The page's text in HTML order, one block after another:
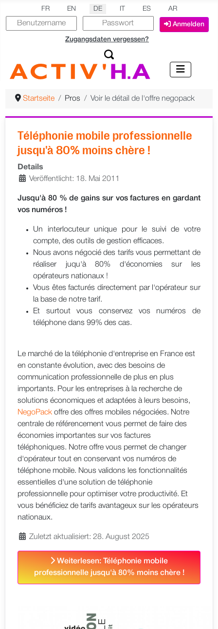
Sprache auswählen
FR EN DE ES AR
Anmelden
Zugangsdaten vergessen?
Startseite Pros Voir le détail de l'offre negopack
Téléphonie mobile professionnelle
jusqu'à 80% moins chère !
Details
Veröffentlicht: 18. Mai 2011
Jusqu'à 80 % de gains sur vos factures en gardant
vos numéros !
Un interlocuteur unique pour le suivi de votre
compte, des outils de gestion efficaces.
Nous avons négocié des tarifs vous permettant de
réaliser juqu'à 80% d'économies sur les
opérateurs nationaux !
Vous êtes facturés directement par l'opérateur sur
la base de notre tarif.
Et surtout vous conservez vos numéros de
téléphone dans 99% des cas.
Le marché de la téléphonie d'entreprise en France est
en constante évolution, avec des besoins de
communication professionnelle de plus en plus
importants. Pour les entreprises à la recherche de
solutions économiques et adaptées à leurs besoins,
NegoPack offre des offres mobiles négociées. Notre
centrale de référencement vous permet de faire des
économies importantes sur vos factures
téléphoniques. Notre offre vous permet de changer
d'opérateur tout en conservant vos numéros de
téléphone mobile. Nous validons les fonctionnalités
essentielles d'une solution de téléphonie
professionnelle pour optimiser votre productivité. Et
vous bénéficiez de tarifs avantageux sur les opérateurs
nationaux.
Zuletzt aktualisiert: 28. August 2025
Weiterlesen: Téléphonie mobile
professionnelle jusqu'à 80% moins chère !